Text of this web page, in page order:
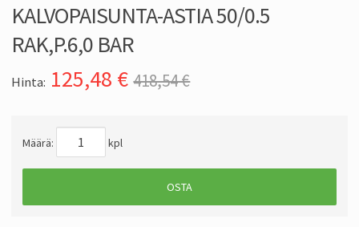
KALVOPAISUNTA-ASTIA 50/0.5
RAK,P.6,0 BAR
Hinta: 125,48 € 418,54 €
Määrä: kpl
OSTA